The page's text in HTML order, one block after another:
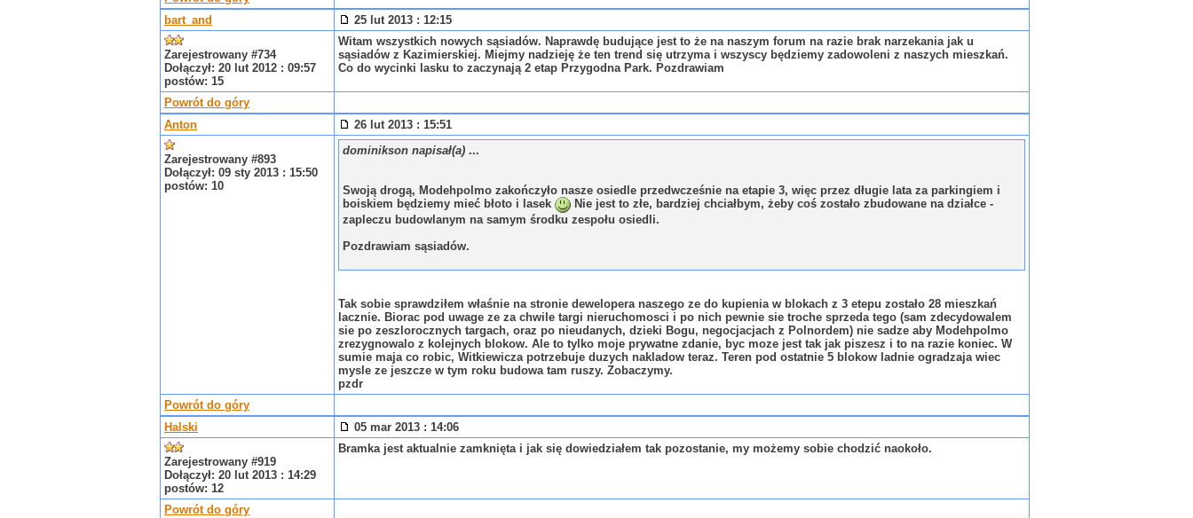
bart_and
25 lut 2013 : 12:15
Zarejestrowany #734
Dołączył: 20 lut 2012 : 09:57
postów: 15
Witam wszystkich nowych sąsiadów. Naprawdę budujące jest to że na naszym forum na razie brak narzekania jak u
sąsiadów z Kazimierskiej. Miejmy nadzieję że ten trend się utrzyma i wszyscy będziemy zadowoleni z naszych mieszkań.
Co do wycinki lasku to zaczynają 2 etap Przygodna Park. Pozdrawiam
Powrót do góry
Anton
26 lut 2013 : 15:51
Zarejestrowany #893
Dołączył: 09 sty 2013 : 15:50
postów: 10
dominikson napisał(a) ...
Swoją drogą, Modehpolmo zakończyło nasze osiedle przedwcześnie na etapie 3, więc przez długie lata za parkingiem i
boiskiem będziemy mieć błoto i lasek
Nie jest to złe, bardziej chciałbym, żeby coś zostało zbudowane na działce -
zapleczu budowlanym na samym środku zespołu osiedli.
Pozdrawiam sąsiadów.
Tak sobie sprawdziłem właśnie na stronie dewelopera naszego ze do kupienia w blokach z 3 etepu zostało 28 mieszkań
lacznie. Biorac pod uwage ze za chwile targi nieruchomosci i po nich pewnie sie troche sprzeda tego (sam zdecydowalem
sie po zeszlorocznych targach, oraz po nieudanych, dzieki Bogu, negocjacjach z Polnordem) nie sadze aby Modehpolmo
zrezygnowalo z kolejnych blokow. Ale to tylko moje prywatne zdanie, byc moze jest tak jak piszesz i to na razie koniec. W
sumie maja co robic, Witkiewicza potrzebuje duzych nakladow teraz. Teren pod ostatnie 5 blokow ladnie ogradzaja wiec
mysle ze jeszcze w tym roku budowa tam ruszy. Zobaczymy.
pzdr
Powrót do góry
Halski
05 mar 2013 : 14:06
Zarejestrowany #919
Dołączył: 20 lut 2013 : 14:29
postów: 12
Bramka jest aktualnie zamknięta i jak się dowiedziałem tak pozostanie, my możemy sobie chodzić naokoło.
Powrót do góry